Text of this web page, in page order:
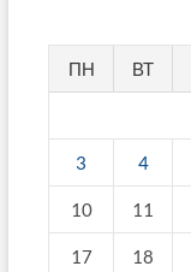
ПН ВТ
3 4
10 11
17 18